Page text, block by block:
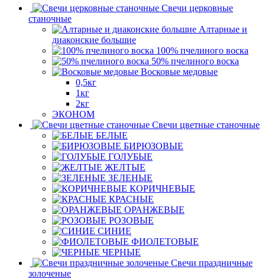
Свечи церковные
станочные
Алтарные и
диаконские большие
100% пчелиного воска
50% пчелиного воска
Восковые медовые
0,5кг
1кг
2кг
ЭКОНОМ
Свечи цветные станочные
БЕЛЫЕ
БИРЮЗОВЫЕ
ГОЛУБЫЕ
ЖЕЛТЫЕ
ЗЕЛЕНЫЕ
КОРИЧНЕВЫЕ
КРАСНЫЕ
ОРАНЖЕВЫЕ
РОЗОВЫЕ
СИНИЕ
ФИОЛЕТОВЫЕ
ЧЕРНЫЕ
Свечи праздничные
золоченые